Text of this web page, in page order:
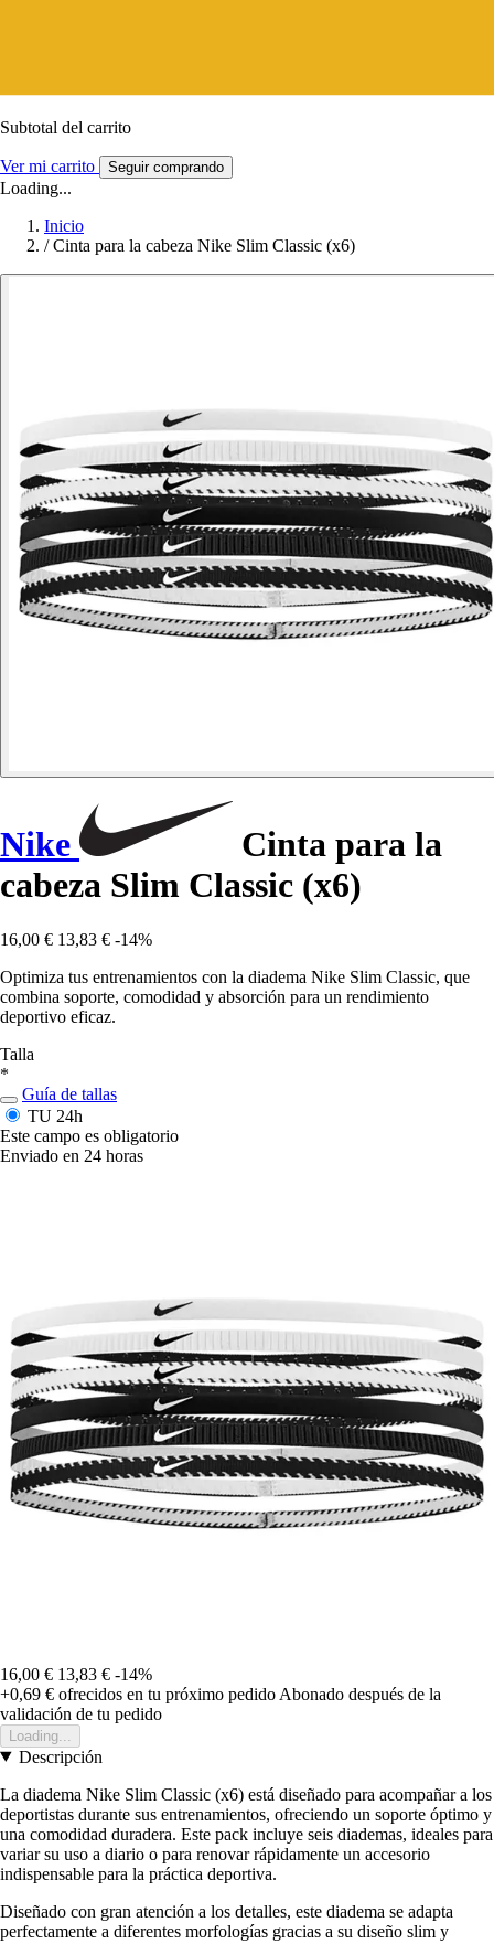
Subtotal del carrito
Ver mi carrito Seguir comprando
Loading...
Inicio
/ Cinta para la cabeza Nike Slim Classic (x6)
Nike
Cinta para la
cabeza Slim Classic (x6)
16,00 € 13,83 € -14%
Optimiza tus entrenamientos con la diadema Nike Slim Classic, que
combina soporte, comodidad y absorción para un rendimiento
deportivo eficaz.
Talla
*
Guía de tallas
TU 24h
Este campo es obligatorio
Enviado en 24 horas
16,00 € 13,83 € -14%
+0,69 € ofrecidos en tu próximo pedido Abonado después de la
validación de tu pedido
Loading...
Descripción
La diadema Nike Slim Classic (x6) está diseñado para acompañar a los
deportistas durante sus entrenamientos, ofreciendo un soporte óptimo y
una comodidad duradera. Este pack incluye seis diademas, ideales para
variar su uso a diario o para renovar rápidamente un accesorio
indispensable para la práctica deportiva.
Diseñado con gran atención a los detalles, este diadema se adapta
perfectamente a diferentes morfologías gracias a su diseño slim y